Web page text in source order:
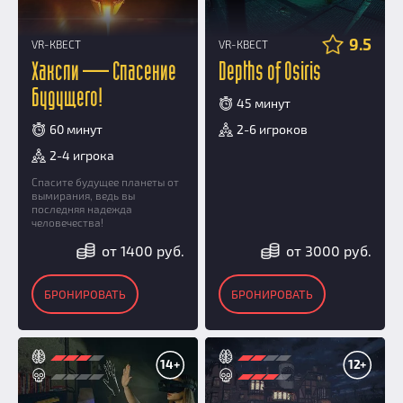
VR-КВЕСТ
Хаксли — Спасение
будущего!
60 минут
2-4 игрока
Спасите будущее планеты от
вымирания, ведь вы
последняя надежда
человечества!
от 1400 руб.
БРОНИРОВАТЬ
VR-КВЕСТ 9.5
Depths of Osiris
45 минут
2-6 игроков
от 3000 руб.
БРОНИРОВАТЬ
14+ 12+